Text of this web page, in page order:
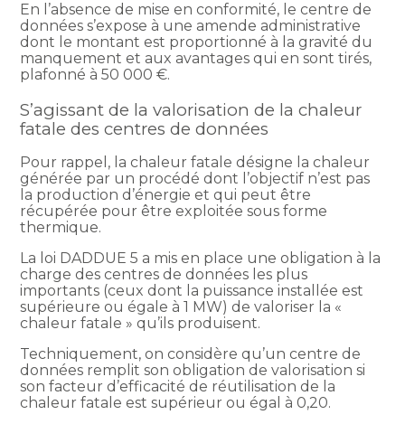
En l’absence de mise en conformité, le centre de
données s’expose à une amende administrative
dont le montant est proportionné à la gravité du
manquement et aux avantages qui en sont tirés,
plafonné à 50 000 €.
S’agissant de la valorisation de la chaleur
fatale des centres de données
Pour rappel, la chaleur fatale désigne la chaleur
générée par un procédé dont l’objectif n’est pas
la production d’énergie et qui peut être
récupérée pour être exploitée sous forme
thermique.
La loi DADDUE 5 a mis en place une obligation à la
charge des centres de données les plus
importants (ceux dont la puissance installée est
supérieure ou égale à 1 MW) de valoriser la «
chaleur fatale » qu’ils produisent.
Techniquement, on considère qu’un centre de
données remplit son obligation de valorisation si
son facteur d’efficacité de réutilisation de la
chaleur fatale est supérieur ou égal à 0,20.